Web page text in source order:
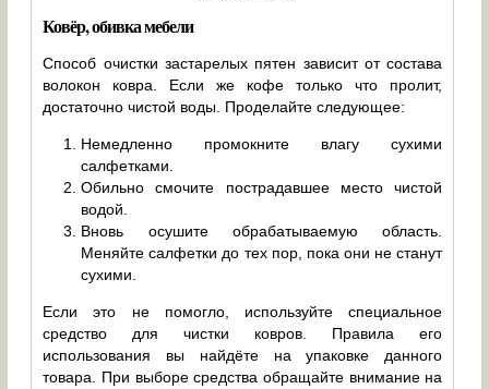
Ковёр, обивка мебели
Способ очистки застарелых пятен зависит от состава
волокон ковра. Если же кофе только что пролит,
достаточно чистой воды. Проделайте следующее:
Немедленно промокните влагу сухими
салфетками.
Обильно смочите пострадавшее место чистой
водой.
Вновь осушите обрабатываемую область.
Меняйте салфетки до тех пор, пока они не станут
сухими.
Если это не помогло, используйте специальное
средство для чистки ковров. Правила его
использования вы найдёте на упаковке данного
товара. При выборе средства обращайте внимание на